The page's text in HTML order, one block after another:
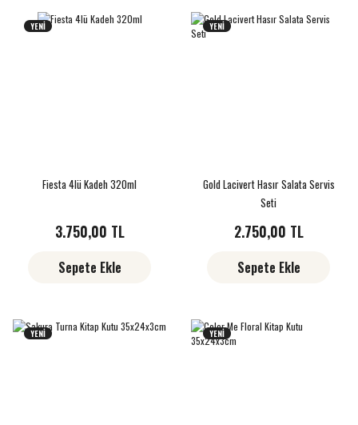
YENİ
Fiesta 4lü Kadeh 320ml
3.750,00 TL
Sepete Ekle
YENİ
Gold Lacivert Hasır Salata Servis
Seti
2.750,00 TL
Sepete Ekle
YENİ YENİ